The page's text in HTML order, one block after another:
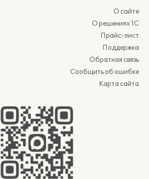
О сайте
О решениях 1С
Прайс-лист
Поддержка
Обратная связь
Сообщить об ошибке
Карта сайта